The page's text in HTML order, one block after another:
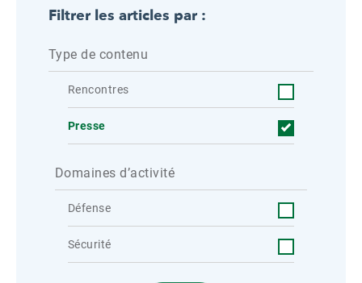
Filtrer les articles par :
Type de contenu
Rencontres
Presse
Domaines d’activité
Défense
Sécurité